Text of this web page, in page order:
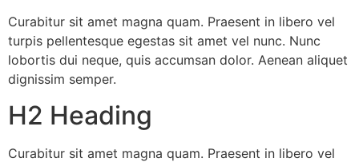
Curabitur sit amet magna quam. Praesent in libero vel
turpis pellentesque egestas sit amet vel nunc. Nunc
lobortis dui neque, quis accumsan dolor. Aenean aliquet
dignissim semper.
H2 Heading
Curabitur sit amet magna quam. Praesent in libero vel